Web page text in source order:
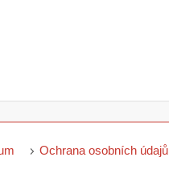
Ochrana osobních údajů